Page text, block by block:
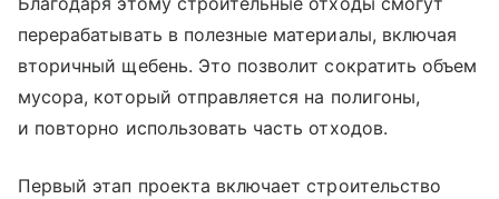
перерабатывать в полезные материалы, включая
вторичный щебень. Это позволит сократить объем
мусора, который отправляется на полигоны,
и повторно использовать часть отходов.
Первый этап проекта включает строительство